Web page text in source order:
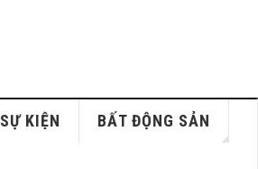
SỰ KIỆN BẤT ĐỘNG SẢN